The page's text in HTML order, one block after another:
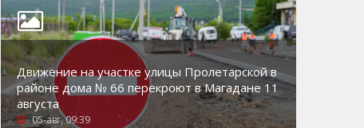
Движение на участке улицы Пролетарской в
районе дома № 66 перекроют в Магадане 11
августа
05-авг, 09:39